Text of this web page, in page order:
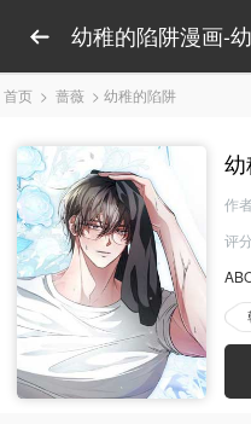
幼稚的陷阱漫画-
首页 > 蔷薇 > 幼稚的陷阱
作
评分